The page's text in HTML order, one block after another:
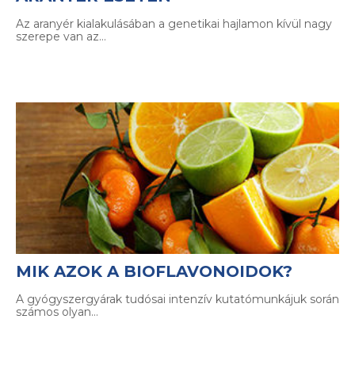
Az aranyér kialakulásában a genetikai hajlamon kívül nagy
szerepe van az…
MIK AZOK A BIOFLAVONOIDOK?
A gyógyszergyárak tudósai intenzív kutatómunkájuk során
számos olyan…